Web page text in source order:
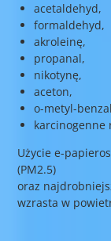
acetaldehyd,
formaldehyd,
akroleinę,
propanal,
nikotynę,
aceton,
o-metyl-
karcinogenne
Użycie e-
(PM2.5)
oraz
wzrasta w